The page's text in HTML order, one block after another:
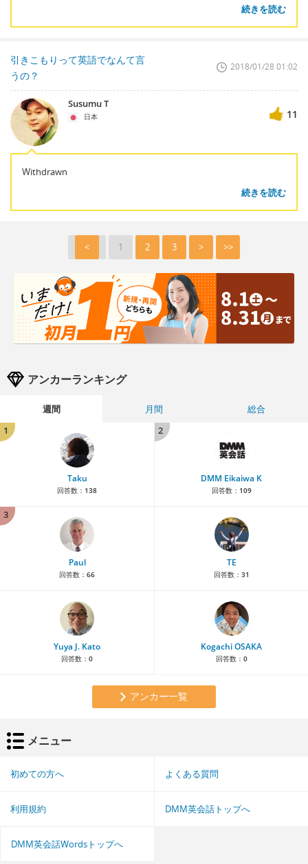
続きを読む
引きこもりって英語でなんて言
うの？
2018/01/28 01:02
Susumu T
日本 11
Withdrawn
続きを読む
< 1 2 3 > >>
アンカーランキング
週間 月間
総合
1
Taku
回答数： 138
2
DMM Eikaiwa K
回答数： 109
3
Paul
回答数： 66
TE
回答数： 31
Yuya J. Kato
回答数： 0
Kogachi OSAKA
回答数： 0
アンカー一覧
メニュー
初めての方へ よくある質問
利用規約 DMM英会話トップへ
DMM英会話Wordsトップへ